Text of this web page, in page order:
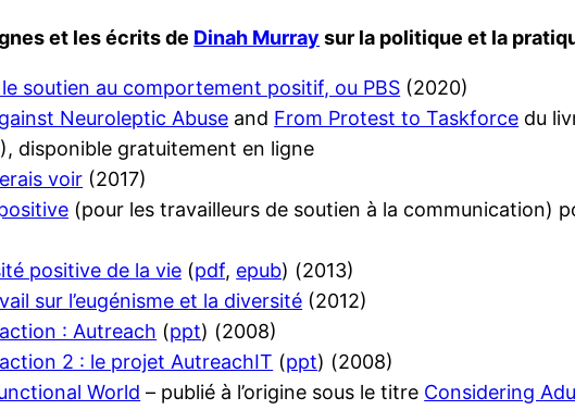
et les écrits de Dinah Murray sur la politique et la
soutien au comportement positif, ou PBS (2020)
Neuroleptic Abuse and From Protest to Taskforce du
disponible gratuitement en ligne
voir (2017)
(pour les travailleurs de soutien à la communication)
positive de la vie (pdf, epub) (2013)
sur l’eugénisme et la diversité (2012)
: Autreach (ppt) (2008)
2 : le projet AutreachIT (ppt) (2008)
World – publié à l’origine sous le titre Considering